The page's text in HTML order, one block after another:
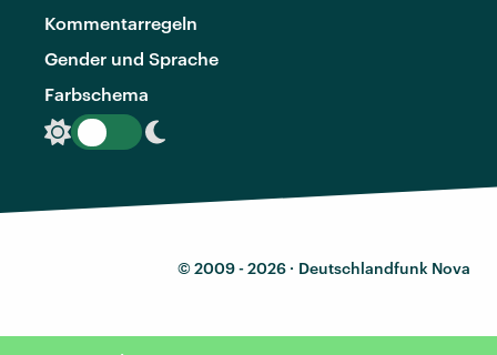
Kommentarregeln
Gender und Sprache
Farbschema
© 2009 - 2026 · Deutschlandfunk Nova